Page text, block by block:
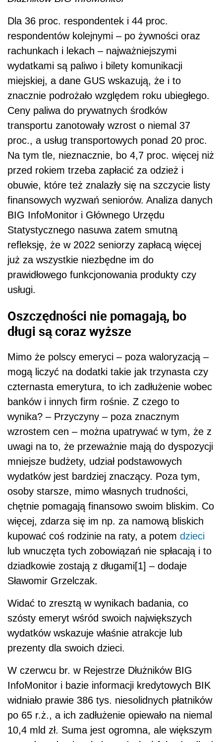
Dla 36 proc. respondentek i 44 proc.
respondentów kolejnymi – po żywności oraz
rachunkach i lekach – najważniejszymi
wydatkami są paliwo i bilety komunikacji
miejskiej, a dane GUS wskazują, że i to
znacznie podrożało względem roku ubiegłego.
Ceny paliwa do prywatnych środków
transportu zanotowały wzrost o niemal 37
proc., a usług transportowych ponad 20 proc.
Na tym tle, nieznacznie, bo 4,7 proc. więcej niż
przed rokiem trzeba zapłacić za odzież i
obuwie, które też znalazły się na szczycie listy
finansowych wyzwań seniorów. Analiza danych
BIG InfoMonitor i Głównego Urzędu
Statystycznego nasuwa zatem smutną
refleksję, że w 2022 seniorzy zapłacą więcej
już za wszystkie niezbędne im do
prawidłowego funkcjonowania produkty czy
usługi.
Oszczędności nie pomagają, bo
długi są coraz wyższe
Mimo że polscy emeryci – poza waloryzacją –
mogą liczyć na dodatki takie jak trzynasta czy
czternasta emerytura, to ich zadłużenie wobec
banków i innych firm rośnie. Z czego to
wynika? – Przyczyny – poza znacznym
wzrostem cen – można upatrywać w tym, że z
uwagi na to, że przeważnie mają do dyspozycji
mniejsze budżety, udział podstawowych
wydatków jest bardziej znaczący. Poza tym,
osoby starsze, mimo własnych trudności,
chętnie pomagają finansowo swoim bliskim. Co
więcej, zdarza się im np. za namową bliskich
kupować coś rodzinie na raty, a potem dzieci
lub wnuczęta tych zobowiązań nie spłacają i to
dziadkowie zostają z długami[1] – dodaje
Sławomir Grzelczak.
Widać to zresztą w wynikach badania, co
szósty emeryt wśród swoich największych
wydatków wskazuje właśnie atrakcje lub
prezenty dla swoich dzieci.
W czerwcu br. w Rejestrze Dłużników BIG
InfoMonitor i bazie informacji kredytowych BIK
widniało prawie 386 tys. niesolidnych płatników
po 65 r.ż., a ich zadłużenie opiewało na niemal
10,4 mld zł. Suma jest ogromna, ale większym